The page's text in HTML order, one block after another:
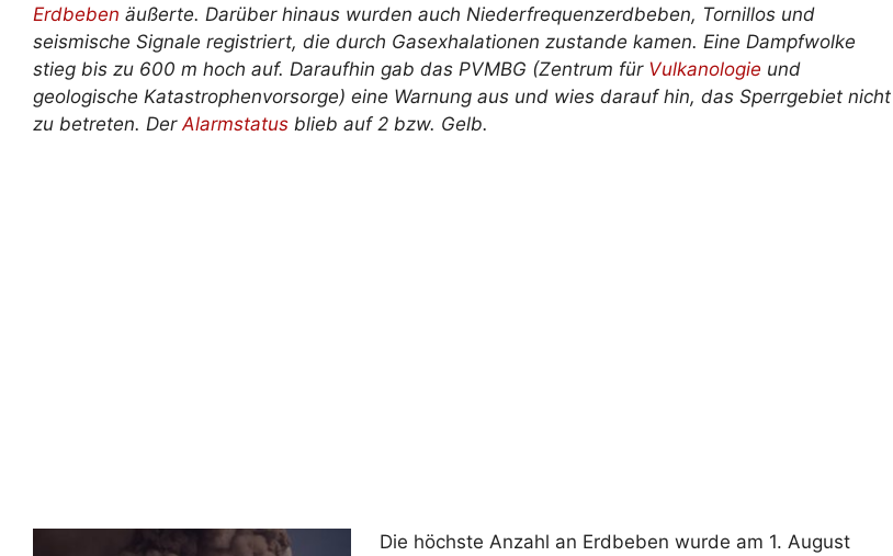
Erdbeben äußerte. Darüber hinaus wurden auch Niederfrequenzerdbeben, Tornillos und
seismische Signale registriert, die durch Gasexhalationen zustande kamen. Eine Dampfwolke
stieg bis zu 600 m hoch auf. Daraufhin gab das PVMBG (Zentrum für Vulkanologie und
geologische Katastrophenvorsorge) eine Warnung aus und wies darauf hin, das Sperrgebiet nicht
zu betreten. DerAlarmstatus blieb auf 2 bzw. Gelb.
Die höchste Anzahl an Erdbeben wurde am 1. August